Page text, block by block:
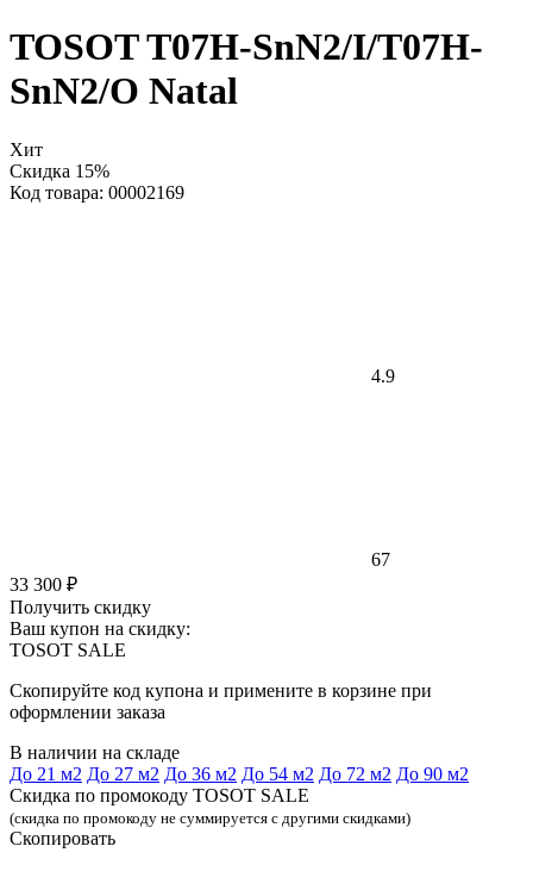
TOSOT T07H-SnN2/I/T07H-
SnN2/O Natal
Хит
Скидка 15%
Код товара: 00002169
4.9
67
33 300 ₽
Получить скидку
Ваш купон на скидку:
TOSOT SALE
Скопируйте код купона и примените в корзине при
оформлении заказа
В наличии на складе
До 21 м2 До 27 м2 До 36 м2 До 54 м2 До 72 м2 До 90 м2
Скидка по промокоду TOSOT SALE
(скидка по промокоду не суммируется с другими скидками)
Скопировать